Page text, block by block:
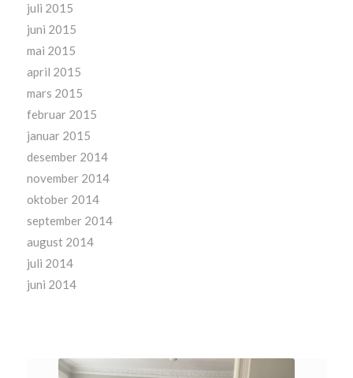
juli 2015
juni 2015
mai 2015
april 2015
mars 2015
februar 2015
januar 2015
desember 2014
november 2014
oktober 2014
september 2014
august 2014
juli 2014
juni 2014